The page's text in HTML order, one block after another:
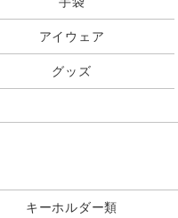
アイウェア
グッズ
キーホルダー類